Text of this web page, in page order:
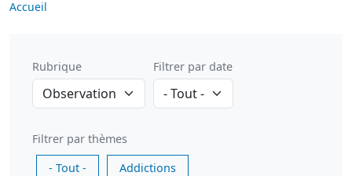
Accueil
Rubrique Filtrer par date
Filtrer par thèmes
- Tout -
Addictions